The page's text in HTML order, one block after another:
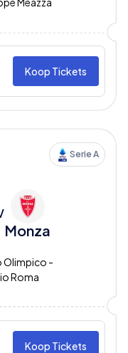
Koop Tickets
Serie A
Monza
Olimpico -
Roma
Koop Tickets